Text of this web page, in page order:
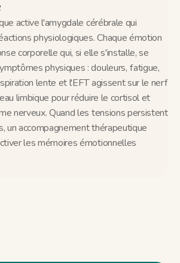
active l'amygdale cérébrale qui
physiologiques. Chaque émotion
corporelle qui, si elle s'installe, se
physiques : douleurs, fatigue,
lente et l'EFT agissent sur le nerf
limbique pour réduire le cortisol et
nerveux. Quand les tensions persistent
un accompagnement thérapeutique
les mémoires émotionnelles